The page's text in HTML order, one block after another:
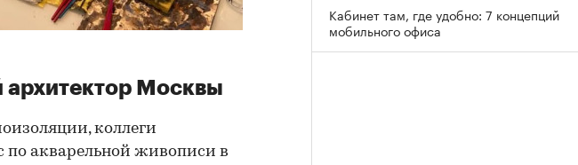
архитектор Москвы
коллеги
по акварельной живописи в
Кабинет там, где удобно: 7 концепций
мобильного офиса